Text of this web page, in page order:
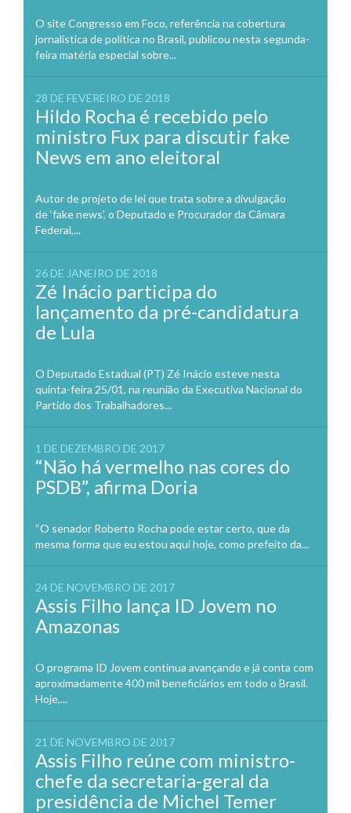
O site Congresso em Foco, referência na cobertura
jornalística de política no Brasil, publicou nesta segunda-
feira matéria especial sobre...
28 DE FEVEREIRO DE 2018
Hildo Rocha é recebido pelo
ministro Fux para discutir fake
News em ano eleitoral
Autor de projeto de lei que trata sobre a divulgação
de ‘fake news’, o Deputado e Procurador da Câmara
Federal,...
26 DE JANEIRO DE 2018
Zé Inácio participa do
lançamento da pré-candidatura
de Lula
O Deputado Estadual (PT) Zé Inácio esteve nesta
quinta-feira 25/01, na reunião da Executiva Nacional do
Partido dos Trabalhadores...
1 DE DEZEMBRO DE 2017
“Não há vermelho nas cores do
PSDB”, afirma Doria
“O senador Roberto Rocha pode estar certo, que da
mesma forma que eu estou aqui hoje, como prefeito da...
24 DE NOVEMBRO DE 2017
Assis Filho lança ID Jovem no
Amazonas
O programa ID Jovem continua avançando e já conta com
aproximadamente 400 mil beneficiários em todo o Brasil.
Hoje,...
21 DE NOVEMBRO DE 2017
Assis Filho reúne com ministro-
chefe da secretaria-geral da
presidência de Michel Temer